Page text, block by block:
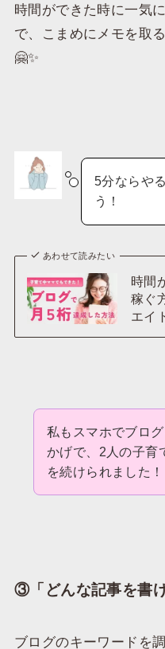
時間ができた時に一気
で、こまめにメモを取
🤗✨
5分ならや
う！
あわせて読みたい
時間
稼ぐ
エイ
私もスマホでブロ
かげで、2人の子育
を続けられました！
③「どんな記事を書
ブログのキーワードを